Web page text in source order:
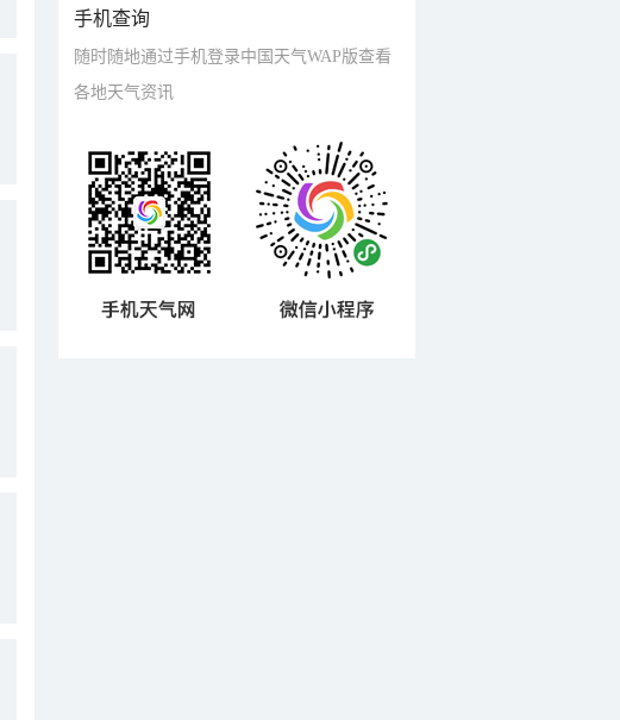
手机查询
随时随地通过手机登录中国天气WAP版查看
各地天气资讯